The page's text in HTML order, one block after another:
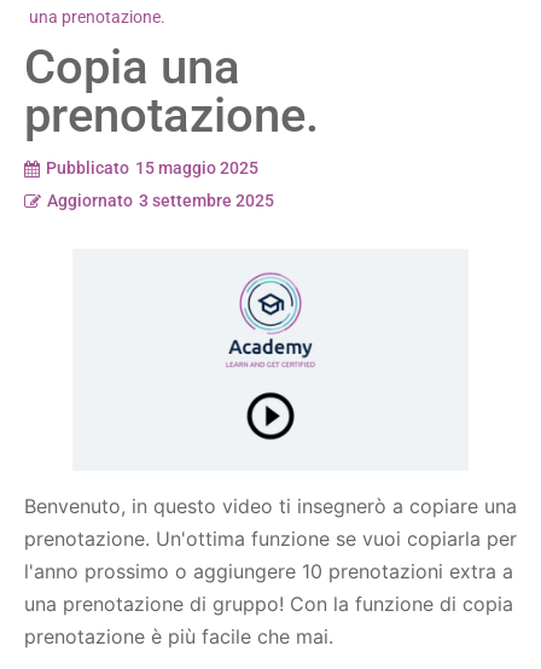
una prenotazione.
Copia una
prenotazione.
Pubblicato 15 maggio 2025
Aggiornato 3 settembre 2025
Benvenuto, in questo video ti insegnerò a copiare una
prenotazione. Un'ottima funzione se vuoi copiarla per
l'anno prossimo o aggiungere 10 prenotazioni extra a
una prenotazione di gruppo! Con la funzione di copia
prenotazione è più facile che mai.